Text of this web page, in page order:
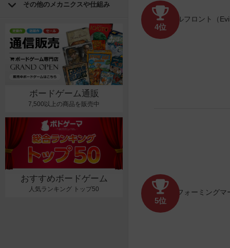
その他のメカニクスや仕組み
ボードゲーム通販
7,500以上の商品を販売中
おすすめボードゲーム
人気ランキング トップ50
4位
5位